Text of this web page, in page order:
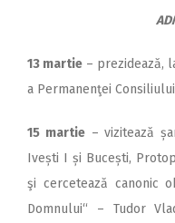
13 martie – prezidează,
a Permanenţei
15 martie– vizitează
Ivești I și Bucești,
şi cercetează canonic
Domnului“ – Tudor